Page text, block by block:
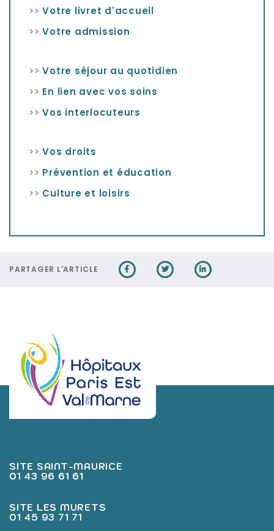
>>Votre livret d'accueil
>>Votre admission
>>Votre séjour au quotidien
>> En lien avec vos soins
>> Vos interlocuteurs
>>Vos droits
>> Prévention et éducation
>> Culture et loisirs
PARTAGER L'ARTICLE
SITE SAINT-MAURICE
01 43 96 61 61
SITE LES MURETS
01 45 93 71 71